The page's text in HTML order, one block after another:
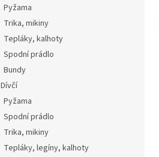
Pyžama
Trika, mikiny
Tepláky, kalhoty
Spodní prádlo
Bundy
Dívčí
Pyžama
Spodní prádlo
Trika, mikiny
Tepláky, legíny, kalhoty